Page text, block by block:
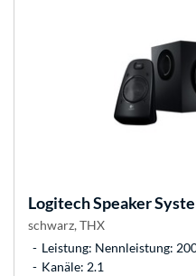
LogitechSpeaker
schwarz, THX
Leistung: Nennleistung:
Kanäle: 2.1